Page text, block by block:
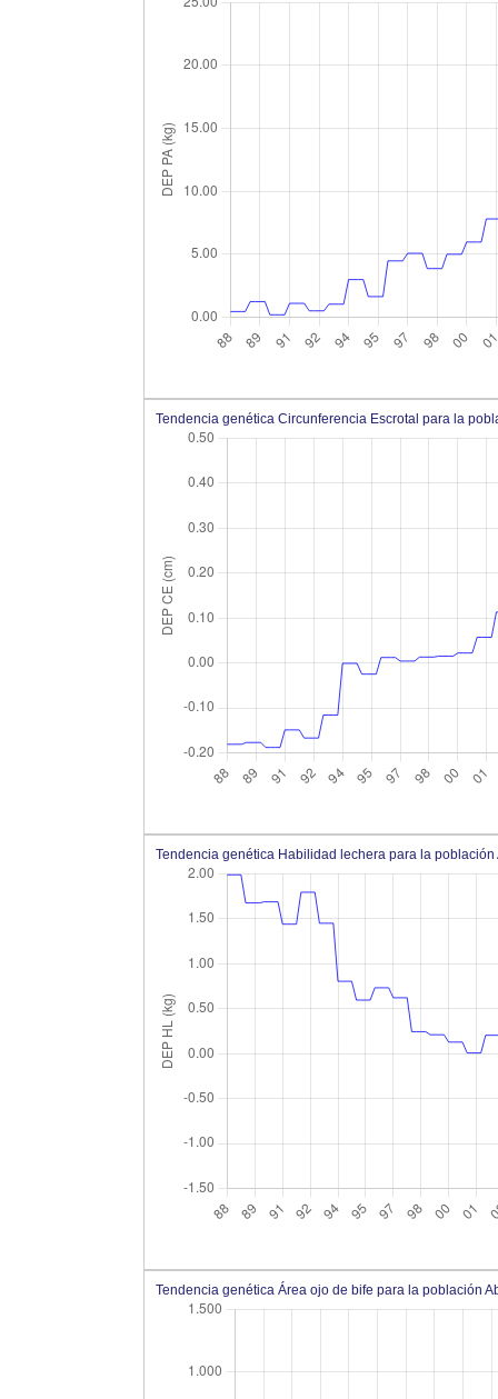
Tendencia genética Circunferencia Escrotal para la
Tendencia genética Habilidad lechera para la
Tendencia genética Área ojo de bife para la población